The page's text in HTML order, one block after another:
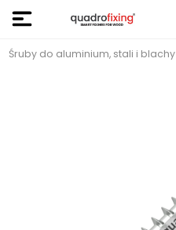
Śruby do aluminium, stali i blachy